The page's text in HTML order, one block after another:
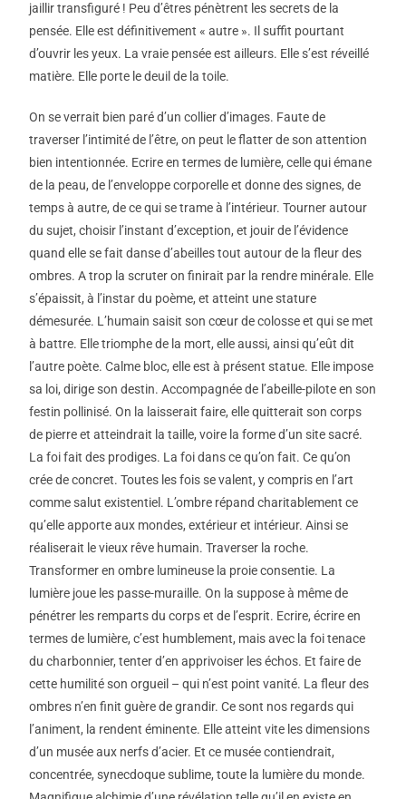
jaillir transfiguré ! Peu d’êtres pénètrent les secrets de la
pensée. Elle est définitivement « autre ». Il suffit pourtant
d’ouvrir les yeux. La vraie pensée est ailleurs. Elle s’est réveillé
matière. Elle porte le deuil de la toile.
On se verrait bien paré d’un collier d’images. Faute de
traverser l’intimité de l’être, on peut le flatter de son attention
bien intentionnée. Ecrire en termes de lumière, celle qui émane
de la peau, de l’enveloppe corporelle et donne des signes, de
temps à autre, de ce qui se trame à l’intérieur. Tourner autour
du sujet, choisir l’instant d’exception, et jouir de l’évidence
quand elle se fait danse d’abeilles tout autour de la fleur des
ombres. A trop la scruter on finirait par la rendre minérale. Elle
s’épaissit, à l’instar du poème, et atteint une stature
démesurée. L’humain saisit son cœur de colosse et qui se met
à battre. Elle triomphe de la mort, elle aussi, ainsi qu’eût dit
l’autre poète. Calme bloc, elle est à présent statue. Elle impose
sa loi, dirige son destin. Accompagnée de l’abeille-pilote en son
festin pollinisé. On la laisserait faire, elle quitterait son corps
de pierre et atteindrait la taille, voire la forme d’un site sacré.
La foi fait des prodiges. La foi dans ce qu’on fait. Ce qu’on
crée de concret. Toutes les fois se valent, y compris en l’art
comme salut existentiel. L’ombre répand charitablement ce
qu’elle apporte aux mondes, extérieur et intérieur. Ainsi se
réaliserait le vieux rêve humain. Traverser la roche.
Transformer en ombre lumineuse la proie consentie. La
lumière joue les passe-muraille. On la suppose à même de
pénétrer les remparts du corps et de l’esprit. Ecrire, écrire en
termes de lumière, c’est humblement, mais avec la foi tenace
du charbonnier, tenter d’en apprivoiser les échos. Et faire de
cette humilité son orgueil – qui n’est point vanité. La fleur des
ombres n’en finit guère de grandir. Ce sont nos regards qui
l’animent, la rendent éminente. Elle atteint vite les dimensions
d’un musée aux nerfs d’acier. Et ce musée contiendrait,
concentrée, synecdoque sublime, toute la lumière du monde.